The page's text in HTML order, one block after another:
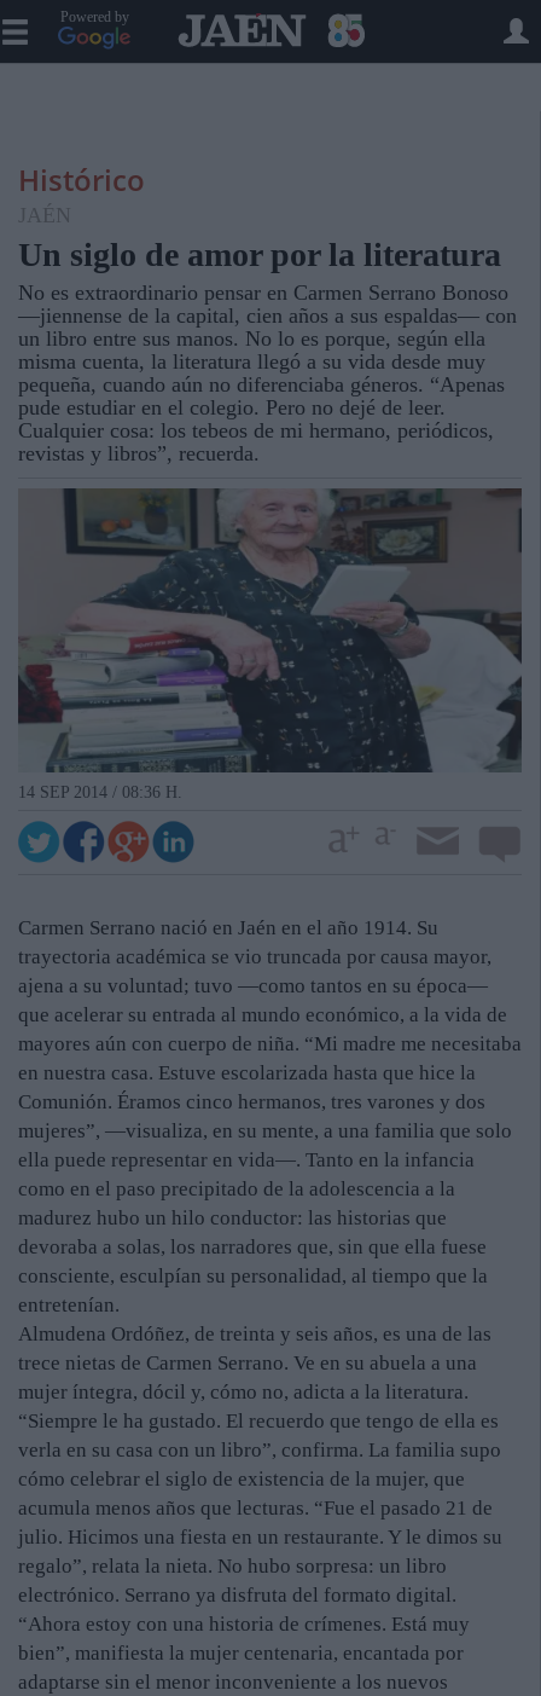
Powered by
Histórico
JAÉN
Un siglo de amor por la literatura
No es extraordinario pensar en Carmen Serrano Bonoso
—jiennense de la capital, cien años a sus espaldas— con
un libro entre sus manos. No lo es porque, según ella
misma cuenta, la literatura llegó a su vida desde muy
pequeña, cuando aún no diferenciaba géneros. “Apenas
pude estudiar en el colegio. Pero no dejé de leer.
Cualquier cosa: los tebeos de mi hermano, periódicos,
revistas y libros”, recuerda.
14 SEP 2014 / 08:36 H.
Carmen Serrano nació en Jaén en el año 1914. Su
trayectoria académica se vio truncada por causa mayor,
ajena a su voluntad; tuvo —como tantos en su época—
que acelerar su entrada al mundo económico, a la vida de
mayores aún con cuerpo de niña. “Mi madre me necesitaba
en nuestra casa. Estuve escolarizada hasta que hice la
Comunión. Éramos cinco hermanos, tres varones y dos
mujeres”, —visualiza, en su mente, a una familia que solo
ella puede representar en vida—. Tanto en la infancia
como en el paso precipitado de la adolescencia a la
madurez hubo un hilo conductor: las historias que
devoraba a solas, los narradores que, sin que ella fuese
consciente, esculpían su personalidad, al tiempo que la
entretenían.
Almudena Ordóñez, de treinta y seis años, es una de las
trece nietas de Carmen Serrano. Ve en su abuela a una
mujer íntegra, dócil y, cómo no, adicta a la literatura.
“Siempre le ha gustado. El recuerdo que tengo de ella es
verla en su casa con un libro”, confirma. La familia supo
cómo celebrar el siglo de existencia de la mujer, que
acumula menos años que lecturas. “Fue el pasado 21 de
julio. Hicimos una fiesta en un restaurante. Y le dimos su
regalo”, relata la nieta. No hubo sorpresa: un libro
electrónico. Serrano ya disfruta del formato digital.
“Ahora estoy con una historia de crímenes. Está muy
bien”, manifiesta la mujer centenaria, encantada por
adaptarse sin el menor inconveniente a los nuevos